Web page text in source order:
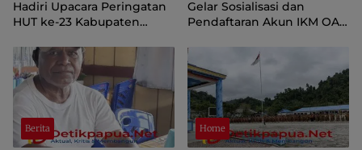
Hadiri Upacara Peringatan
HUT ke-23 Kabupaten
Gelar Sosialisasi dan
Pendaftaran Akun IKM OAP
Berita Home